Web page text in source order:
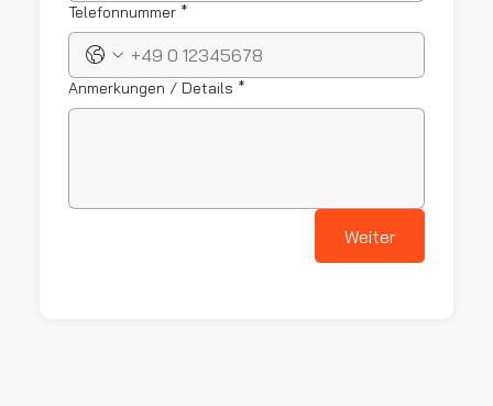
Telefonnummer *
Anmerkungen / Details *
Weiter